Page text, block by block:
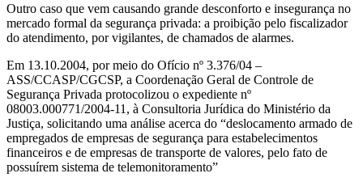
Outro caso que vem causando grande desconforto e insegurança no
mercado formal da segurança privada: a proibição pelo fiscalizador
do atendimento, por vigilantes, de chamados de alarmes.
Em 13.10.2004, por meio do Ofício nº 3.376/04 –
ASS/CCASP/CGCSP, a Coordenação Geral de Controle de
Segurança Privada protocolizou o expediente nº
08003.000771/2004-11, à Consultoria Jurídica do Ministério da
Justiça, solicitando uma análise acerca do “deslocamento armado de
empregados de empresas de segurança para estabelecimentos
financeiros e de empresas de transporte de valores, pelo fato de
possuírem sistema de telemonitoramento”